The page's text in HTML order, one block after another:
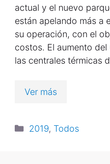
actual y el nuevo
están apelando más a
su operación, con el
costos. El aumento
las centrales térmicas
Ver más
2019, Todos